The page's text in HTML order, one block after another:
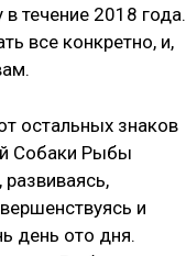
в течение 2018 года.
все конкретно, и,
остальных знаков
Собаки Рыбы
и
день ото дня.